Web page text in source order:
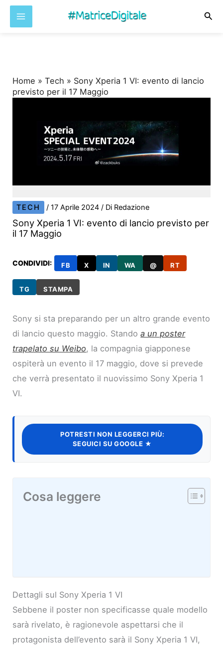
Home »Tech » Sony Xperia 1 VI: evento di lancio
previsto per il 17 Maggio
TECH /17 Aprile 2024/ Di Redazione
Sony Xperia 1 VI: evento di lancio previsto per
il 17 Maggio
CONDIVIDI: FB X IN WA @ RT
TG STAMPA
Sony si sta preparando per un altro grande evento
di lancio questo maggio. Standoa un poster
trapelato su Weibo, la compagnia giapponese
ospiterà un evento il 17 maggio, dove si prevede
che verrà presentato il nuovissimo Sony Xperia 1
VI.
POTRESTI NON LEGGERCI PIÙ:
SEGUICI SU GOOGLE ★
Cosa leggere
Dettagli sul Sony Xperia 1 VI
Sebbene il poster non specificasse quale modello
sarà rivelato, è ragionevole aspettarsi che il
protagonista dell’evento sarà il Sony Xperia 1 VI,